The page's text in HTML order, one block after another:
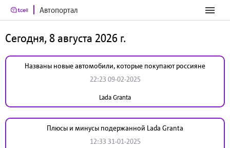
Автопортал
Сегодня, 8 августа 2026 г.
Названы новые автомобили, которые покупают россияне
22:23 09-02-2025
Lada Granta
Плюсы и минусы подержанной Lada Granta
12:33 31-01-2025